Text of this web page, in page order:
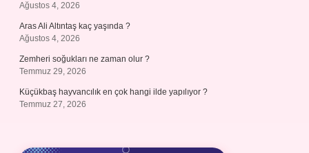
Ağustos 4, 2026
Aras Ali Altıntaş kaç yaşında ?
Ağustos 4, 2026
Zemheri soğukları ne zaman olur ?
Temmuz 29, 2026
Küçükbaş hayvancılık en çok hangi ilde yapılıyor ?
Temmuz 27, 2026